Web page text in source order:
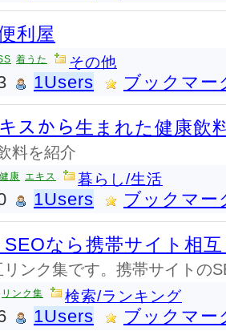
利屋
着うた その他
1Users ブックマー
スから生まれた健康飲
料を紹介
健康 エキス 暮らし/生活
1Users ブックマー
なら携帯サイト相
ンク集です。携帯サイトの
リンク集 検索/ランキング
1Users ブックマー